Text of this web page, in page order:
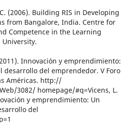
(2006). Building RIS in Developing
from Bangalore, India. Centre for
Competence in the Learning
University.
Innovación y emprendimiento:
desarrollo del emprendedor. V Foro
Américas. http://
3082/ homepage/#q=Vicens, L.
y emprendimiento: Un
del